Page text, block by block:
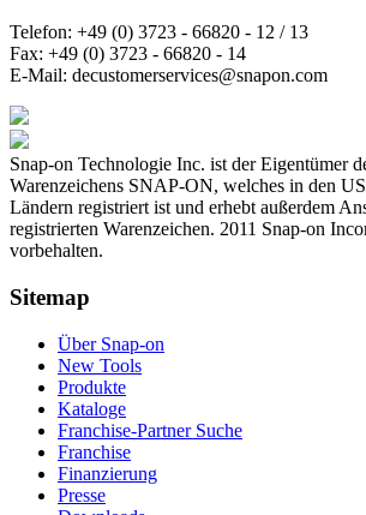
Telefon: +49 (0) 3723 - 66820 - 12 / 13
Fax: +49 (0) 3723 - 66820 - 14
E-Mail: decustomerservices@snapon.com
Snap-on Technologie Inc. ist der Eigentümer
Warenzeichens SNAP-ON, welches in den
Ländern registriert ist und erhebt außerdem
registrierten Warenzeichen. 2011 Snap-on
vorbehalten.
Sitemap
Über Snap-on
New Tools
Produkte
Kataloge
Franchise-Partner Suche
Franchise
Finanzierung
Presse